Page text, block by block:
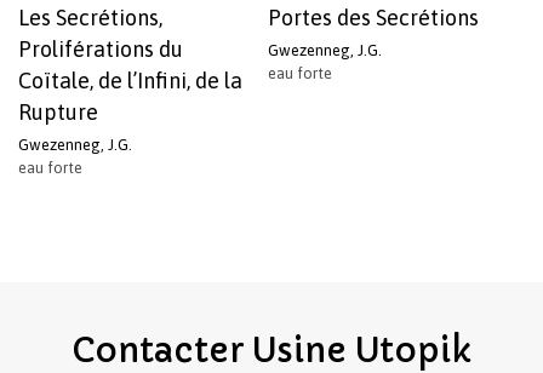
Les Secrétions,
Proliférations du
Coïtale, de l’Infini, de la
Rupture
Gwezenneg, J.G.
eau forte
Portes des Secrétions
Gwezenneg, J.G.
eau forte
Contacter Usine Utopik